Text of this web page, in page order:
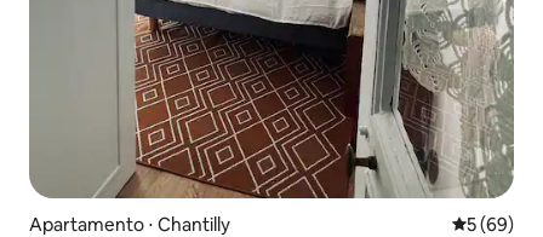
Apartamento ⋅ Chantilly 5 de uma
5 (69)